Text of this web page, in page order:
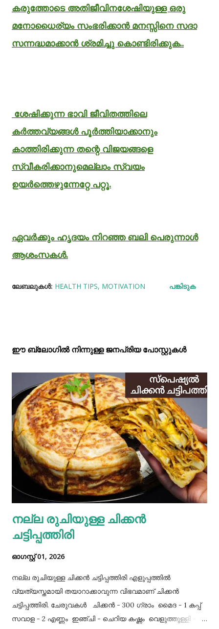
കരുത്തോടെ അതിജീവിനശേഷിയുള്ള ഒരു
മനോധൈര്യം സംഭരിക്കാൻ മനസ്സിനെ സദാ
സന്നദ്ധമാക്കാൻ ശ്രമിച്ചു കൊണ്ടിരിക്കുക..
ശേഷിക്കുന്ന ഭാവി ജീവിതത്തിലെ
കർത്തവ്യങ്ങൾ പൂർത്തിയാക്കാനും
കാത്തിരിക്കുന്ന തന്റെ വിജയങ്ങളെ
സ്വീകരിക്കാനുമെല്ലാം സ്വയം
ഉയർത്തെഴുന്നേറ്റേ പറ്റൂ.
ഏവർക്കും ഹൃദയം നിറഞ്ഞ ബലി പെരുന്നാൾ
ആശംസകൾ.
ലേബലുകള്‍: HEALTH TIPS MOTIVATION പങ്കിടുക
ഈ ബ്ലോഗിൽ നിന്നുള്ള ജനപ്രിയ പോസ്റ്റുകള്‍‌
നല്ല രുചിയുള്ള ചിക്കൻ
ചട്ടിപ്പത്തിരി
ഓഗസ്റ്റ് 01, 2026
നല്ല രുചിയുള്ള ചിക്കൻ ചട്ടിപ്പത്തിരി എളുപ്പത്തിൽ
വ്യത്യസ്തമായി തയാറാക്കാവുന്ന വിഭവമാണ് ചിക്കൻ
ചട്ടിപ്പത്തിരി. ചേരുവകൾ ചിക്കൻ - 300 ഗ്രാം മൈദ - 1 കപ്പ്‌
സവാള - 2 എണ്ണം ഇഞ്ചി - ചെറിയ കഷ്ണം വെളുത്തുള്ളി - 5